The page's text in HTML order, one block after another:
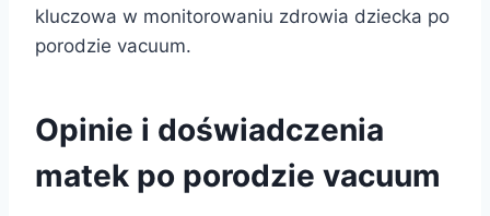
kluczowa w monitorowaniu zdrowia dziecka po
porodzie vacuum.
Opinie i doświadczenia
matek po porodzie vacuum